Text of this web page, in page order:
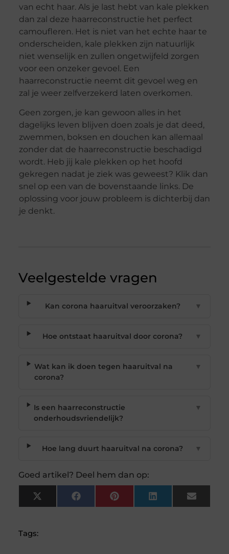
van echt haar. Als je last hebt van kale plekken
dan zal deze haarreconstructie het perfect
camoufleren. Het is niet van het echte haar te
onderscheiden, kale plekken zijn natuurlijk
niet wenselijk en zullen ongetwijfeld zorgen
voor een onzeker gevoel. Een
haarreconstructie neemt dit gevoel weg en
zal je weer zelfverzekerd laten overkomen.
Geen zorgen, je kan gewoon alles in het
dagelijks leven blijven doen zoals je dat deed,
zwemmen, boksen en douchen kan allemaal
zonder dat de haarreconstructie beschadigd
wordt. Heb jij kale plekken op het hoofd
gekregen nadat je ziek was geweest? Klik dan
snel op een van de bovenstaande links. De
oplossing voor jouw probleem is dichterbij dan
je denkt.
Veelgestelde vragen
Kan corona haaruitval veroorzaken? ▼
Hoe ontstaat haaruitval door corona? ▼
Wat kan ik doen tegen haaruitval na
corona?
▼
Is een haarreconstructie
onderhoudsvriendelijk?
▼
Hoe lang duurt haaruitval na corona? ▼
Goed artikel? Deel hem dan op:
X
(Twitter)
FacebookPinterest LinkedIn Email
Tags: